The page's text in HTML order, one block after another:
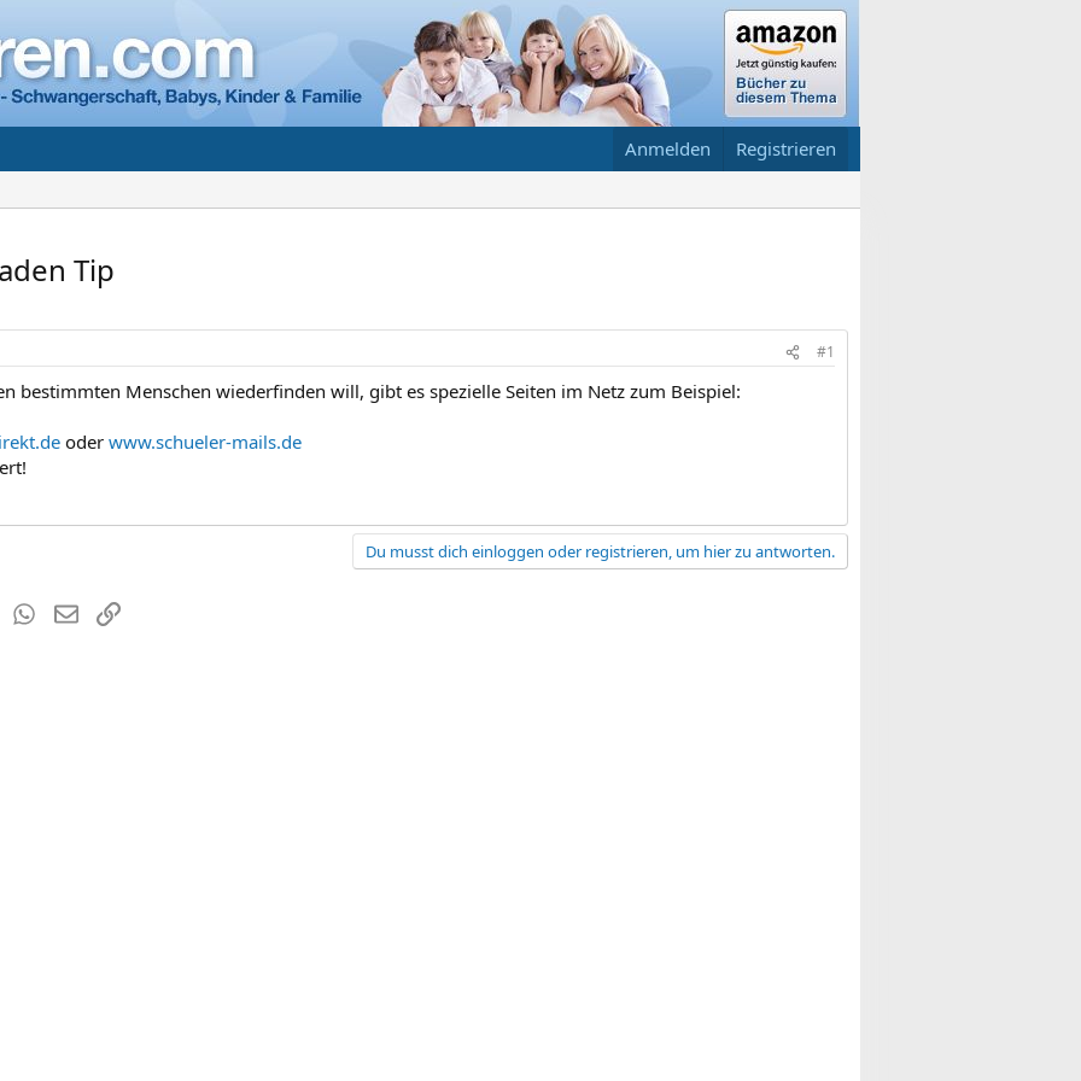
Anmelden Registrieren
Tip
#1
bestimmten Menschen wiederfinden will, gibt es spezielle Seiten im Netz zum Beispiel:
oder www.schueler-mails.de
Du musst dich einloggen oder registrieren, um hier zu antworten.
TumblrWhatsApp
E-MailLink